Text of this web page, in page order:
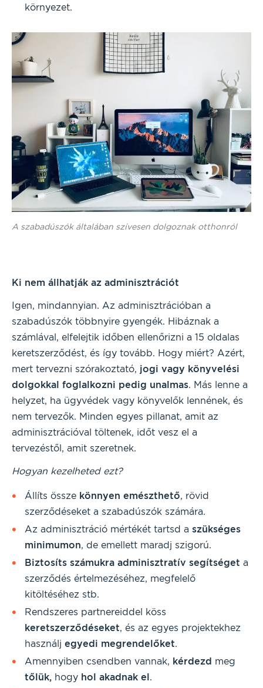
környezet.
A szabadúszók általában szívesen dolgoznak otthonról
Ki nem állhatják az adminisztrációt
Igen, mindannyian. Az adminisztrációban a
szabadúszók többnyire gyengék. Hibáznak a
számlával, elfelejtik időben ellenőrizni a 15 oldalas
keretszerződést, és így tovább. Hogy miért? Azért,
mert tervezni szórakoztató, jogi vagy könyvelési
dolgokkal foglalkozni pedig unalmas. Más lenne a
helyzet, ha ügyvédek vagy könyvelők lennének, és
nem tervezők. Minden egyes pillanat, amit az
adminisztrációval töltenek, időt vesz el a
tervezéstől, amit szeretnek.
Hogyan kezelheted ezt?
Állíts össze könnyen emészthető, rövid
szerződéseket a szabadúszók számára.
Az adminisztráció mértékét tartsd a szükséges
minimumon, de emellett maradj szigorú.
Biztosíts számukra adminisztratív segítséget a
szerződés értelmezéséhez, megfelelő
kitöltéséhez stb.
Rendszeres partnereiddel köss
keretszerződéseket, és az egyes projektekhez
használj egyedi megrendelőket.
Amennyiben csendben vannak, kérdezd meg
tőlük, hogy hol akadnak el.